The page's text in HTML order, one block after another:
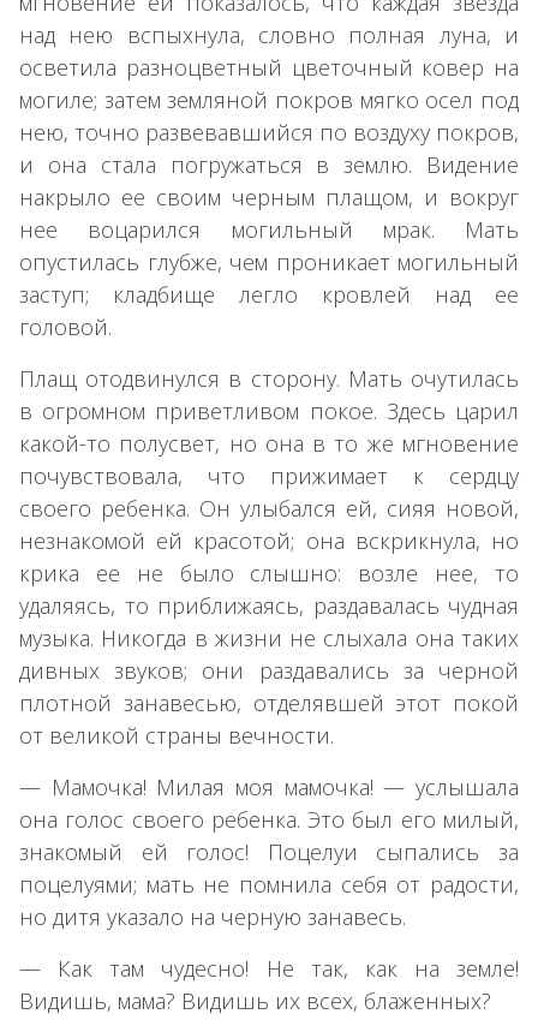
над нею вспыхнула, словно полная луна, и
осветила разноцветный цветочный ковер на
могиле; затем земляной покров мягко осел под
нею, точно развевавшийся по воздуху покров,
и она стала погружаться в землю. Видение
накрыло ее своим черным плащом, и вокруг
нее воцарился могильный мрак. Мать
опустилась глубже, чем проникает могильный
заступ; кладбище легло кровлей над ее
головой.
Плащ отодвинулся в сторону. Мать очутилась
в огромном приветливом покое. Здесь царил
какой-то полусвет, но она в то же мгновение
почувствовала, что прижимает к сердцу
своего ребенка. Он улыбался ей, сияя новой,
незнакомой ей красотой; она вскрикнула, но
крика ее не было слышно: возле нее, то
удаляясь, то приближаясь, раздавалась чудная
музыка. Никогда в жизни не слыхала она таких
дивных звуков; они раздавались за черной
плотной занавесью, отделявшей этот покой
от великой страны вечности.
— Мамочка! Милая моя мамочка! — услышала
она голос своего ребенка. Это был его милый,
знакомый ей голос! Поцелуи сыпались за
поцелуями; мать не помнила себя от радости,
но дитя указало на черную занавесь.
— Как там чудесно! Не так, как на земле!
Видишь, мама? Видишь их всех, блаженных?